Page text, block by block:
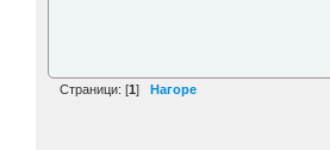
Страници: [1] Нагоре